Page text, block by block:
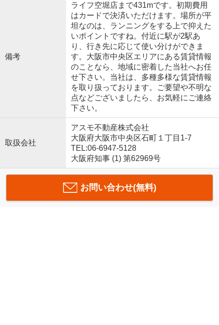
備考
ライフ空堀店まで431mです。初期費用
はカードで決済いただけます。場所が平
坦なのは、ランニングをする上で抑えた
いポイントですね。付近に駅が2駅あ
り、行き先に応じて使い分けができま
す。大阪市中央区エリアにある賃貸情報
のことなら、地域に密着した当社へお任
せ下さい。当社は、多種多様な賃貸情報
を取り扱っております。ご要望や不明な
点などございましたら、お気軽にご連絡
下さい。
取扱会社
アスモ不動産株式会社
大阪府大阪市中央区石町１丁目1-7
TEL:06-6947-5128
大阪府知事 (1) 第62969号
お問い合わせ(無料)